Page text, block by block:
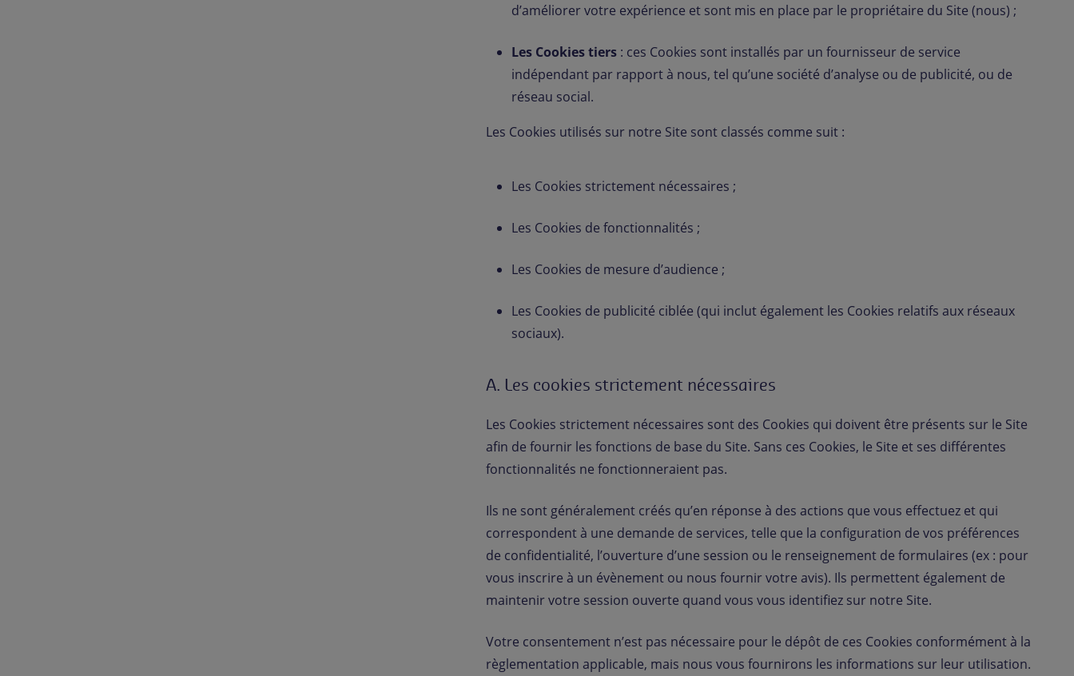
d’améliorer votre expérience et sont mis en place par le propriétaire du Site (nous) ;
Les Cookies tiers : ces Cookies sont installés par un fournisseur de service
indépendant par rapport à nous, tel qu’une société d’analyse ou de publicité, ou de
réseau social.
Les Cookies utilisés sur notre Site sont classés comme suit :
Les Cookies strictement nécessaires ;
Les Cookies de fonctionnalités ;
Les Cookies de mesure d’audience ;
Les Cookies de publicité ciblée (qui inclut également les Cookies relatifs aux réseaux
sociaux).
A. Les cookies strictement nécessaires
Les Cookies strictement nécessaires sont des Cookies qui doivent être présents sur le Site
afin de fournir les fonctions de base du Site. Sans ces Cookies, le Site et ses différentes
fonctionnalités ne fonctionneraient pas.
Ils ne sont généralement créés qu’en réponse à des actions que vous effectuez et qui
correspondent à une demande de services, telle que la configuration de vos préférences
de confidentialité, l’ouverture d’une session ou le renseignement de formulaires (ex : pour
vous inscrire à un évènement ou nous fournir votre avis). Ils permettent également de
maintenir votre session ouverte quand vous vous identifiez sur notre Site.
Votre consentement n’est pas nécessaire pour le dépôt de ces Cookies conformément à la
règlementation applicable, mais nous vous fournirons les informations sur leur utilisation.